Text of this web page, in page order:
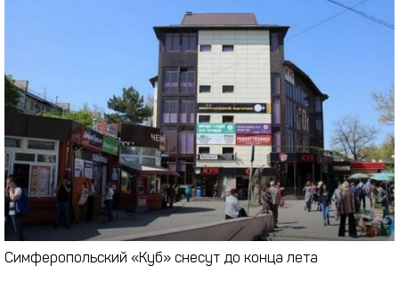
Симферопольский «Куб» снесут до конца лета